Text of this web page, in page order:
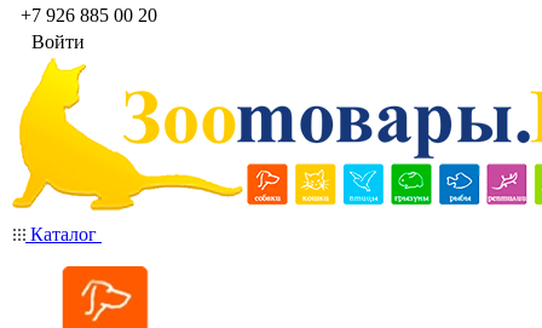
+7 926 885 00 20
Войти
Каталог